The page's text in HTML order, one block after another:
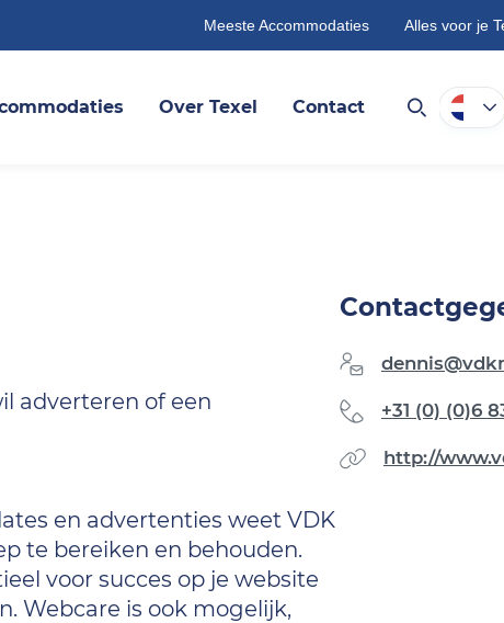
Meeste Accommodaties Alles voor je
Over Texel Contact
adverteren of een
en advertenties weet VDK
te bereiken en behouden.
voor succes op je website
Webcare is ook mogelijk,
+31 (0) (0)6
http://